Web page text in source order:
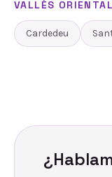
VALLÈS ORIENTAL
Cardedeu